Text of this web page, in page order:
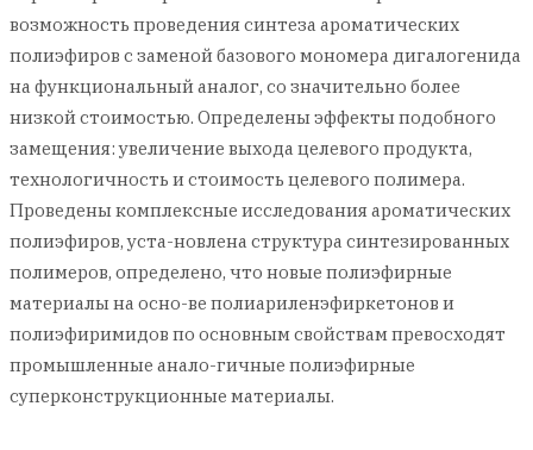
возможность проведения синтеза ароматических
полиэфиров с заменой базового мономера дигалогенида
на функциональный аналог, со значительно более
низкой стоимостью. Определены эффекты подобного
замещения: увеличение выхода целевого продукта,
технологичность и стоимость целевого полимера.
Проведены комплексные исследования ароматических
полиэфиров, уста-новлена структура синтезированных
полимеров, определено, что новые полиэфирные
материалы на осно-ве полиариленэфиркетонов и
полиэфиримидов по основным свойствам превосходят
промышленные анало-гичные полиэфирные
суперконструкционные материалы.